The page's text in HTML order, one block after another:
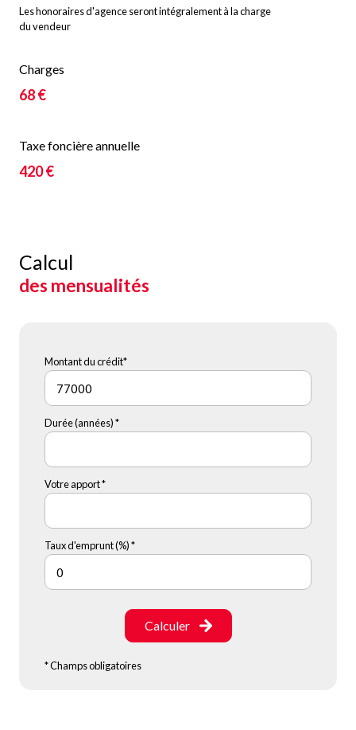
Les honoraires d'agence seront intégralement à la charge
du vendeur
Charges
68 €
Taxe foncière annuelle
420 €
Calcul
des mensualités
Montant du crédit*
Durée (années) *
Votre apport *
Taux d'emprunt (%) *
Calculer
* Champs obligatoires